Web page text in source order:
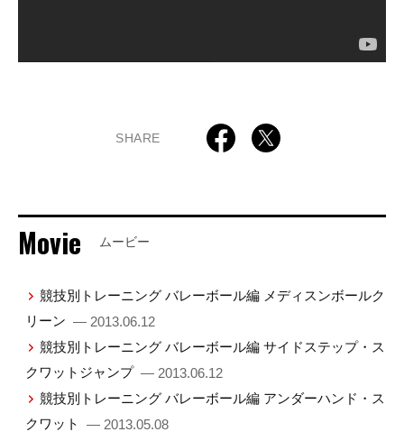
SHARE
Movie ムービー
競技別トレーニング バレーボール編 メディスンボールク
リーン — 2013.06.12
競技別トレーニング バレーボール編 サイドステップ・ス
クワットジャンプ — 2013.06.12
競技別トレーニング バレーボール編 アンダーハンド・ス
クワット
— 2013.05.08